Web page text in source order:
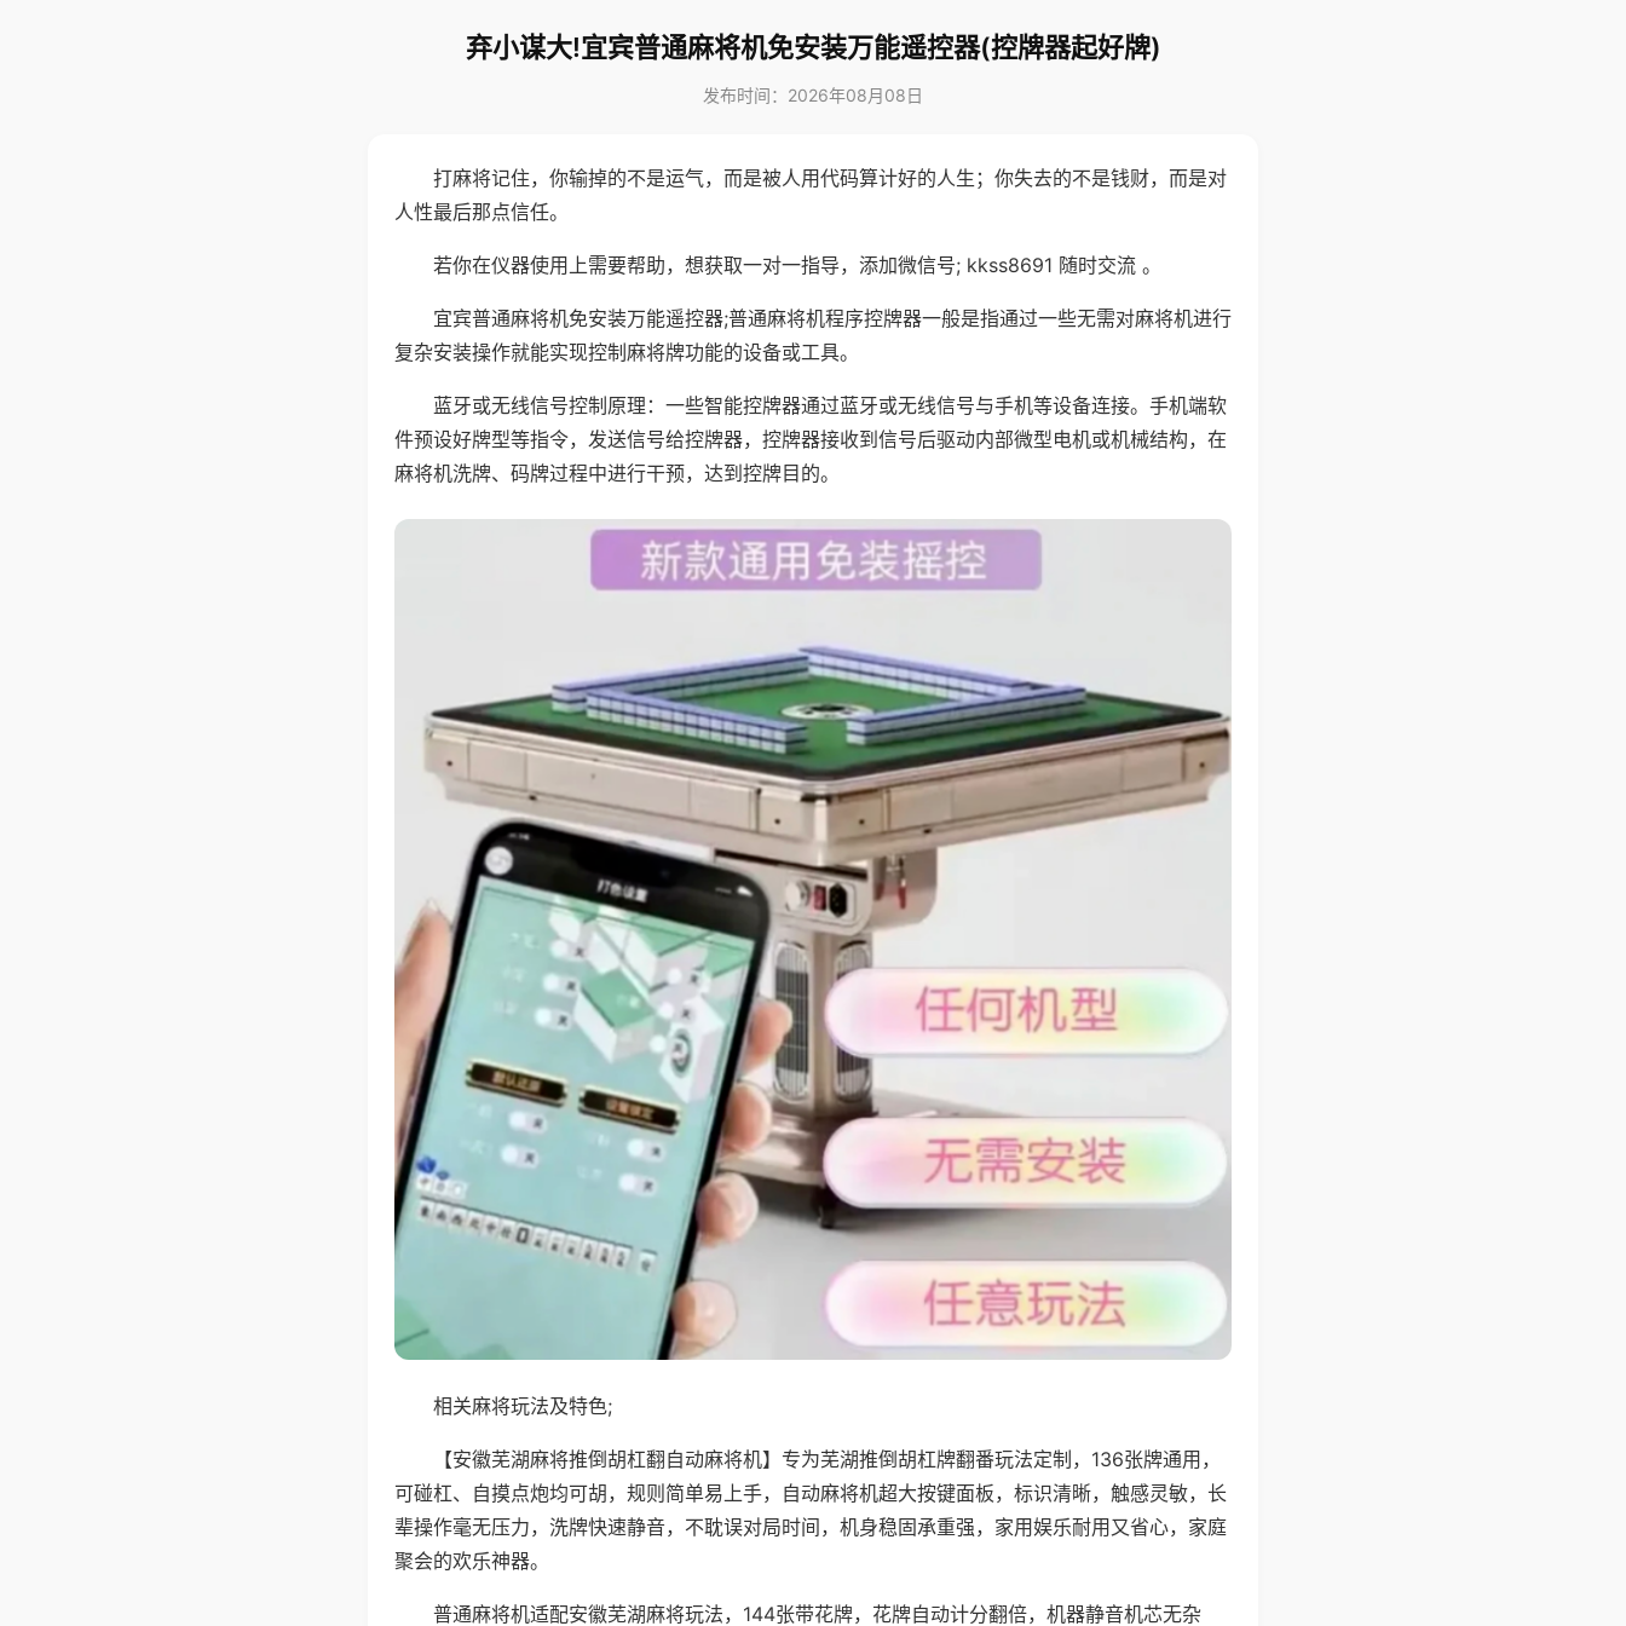
弃小谋大!宜宾普通麻将机免安装万能遥控器(控牌器起好牌)
发布时间：2026年08月08日
打麻将记住，你输掉的不是运气，而是被人用代码算计好的人生；你失去的不是钱财，而是对
人性最后那点信任。
若你在仪器使用上需要帮助，想获取一对一指导，添加微信号; kkss8691 随时交流 。
宜宾普通麻将机免安装万能遥控器;普通麻将机程序控牌器一般是指通过一些无需对麻将机进行
复杂安装操作就能实现控制麻将牌功能的设备或工具。
蓝牙或无线信号控制原理：一些智能控牌器通过蓝牙或无线信号与手机等设备连接。手机端软
件预设好牌型等指令，发送信号给控牌器，控牌器接收到信号后驱动内部微型电机或机械结构，在
麻将机洗牌、码牌过程中进行干预，达到控牌目的。
相关麻将玩法及特色;
【安徽芜湖麻将推倒胡杠翻自动麻将机】专为芜湖推倒胡杠牌翻番玩法定制，136张牌通用，
可碰杠、自摸点炮均可胡，规则简单易上手，自动麻将机超大按键面板，标识清晰，触感灵敏，长
辈操作毫无压力，洗牌快速静音，不耽误对局时间，机身稳固承重强，家用娱乐耐用又省心，家庭
聚会的欢乐神器。
普通麻将机适配安徽芜湖麻将玩法，144张带花牌，花牌自动计分翻倍，机器静音机芯无杂